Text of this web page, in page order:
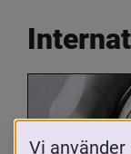
Vi använder